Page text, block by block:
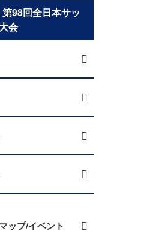
98回全日本サッ
会
ップ/イベント